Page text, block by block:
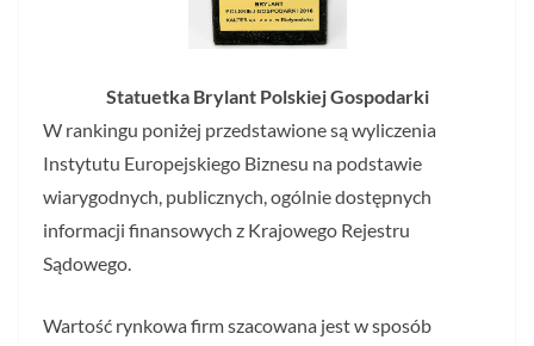
Statuetka Brylant Polskiej Gospodarki
W rankingu poniżej przedstawione są wyliczenia
Instytutu Europejskiego Biznesu na podstawie
wiarygodnych, publicznych, ogólnie dostępnych
informacji finansowych z Krajowego Rejestru
Sądowego.
Wartość rynkowa firm szacowana jest w sposób